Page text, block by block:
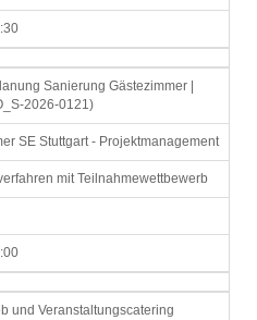
Sanierung Gästezimmer |
2026-0121)
SE Stuttgart - Projektmanagement
mit Teilnahmewettbewerb
und Veranstaltungscatering